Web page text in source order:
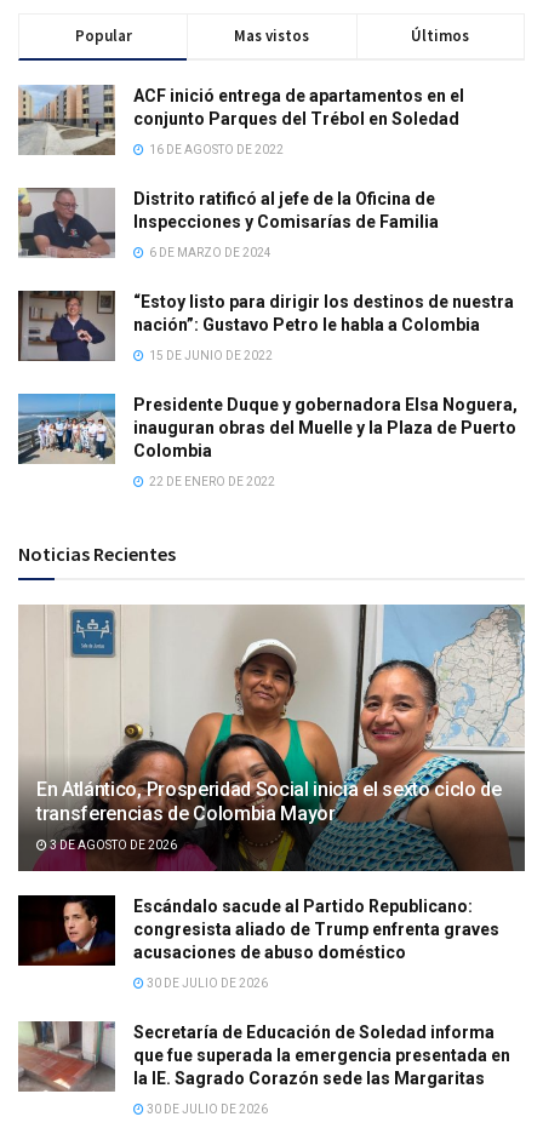
Popular Mas vistos Últimos
ACF inició entrega de apartamentos en el
conjunto Parques del Trébol en Soledad
16 DE AGOSTO DE 2022
Distrito ratificó al jefe de la Oficina de
Inspecciones y Comisarías de Familia
6 DE MARZO DE 2024
“Estoy listo para dirigir los destinos de nuestra
nación”: Gustavo Petro le habla a Colombia
15 DE JUNIO DE 2022
Presidente Duque y gobernadora Elsa Noguera,
inauguran obras del Muelle y la Plaza de Puerto
Colombia
22 DE ENERO DE 2022
Noticias Recientes
En Atlántico, Prosperidad Social inicia el sexto ciclo de
transferencias de Colombia Mayor
3 DE AGOSTO DE 2026
Escándalo sacude al Partido Republicano:
congresista aliado de Trump enfrenta graves
acusaciones de abuso doméstico
30 DE JULIO DE 2026
Secretaría de Educación de Soledad informa
que fue superada la emergencia presentada en
la IE. Sagrado Corazón sede las Margaritas
30 DE JULIO DE 2026